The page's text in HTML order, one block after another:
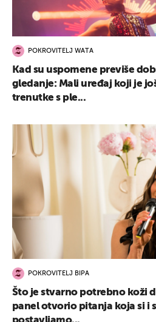
POKROVITELJ WATA
Kad su uspomene previše
gledanje: Mali uređaj koji je
trenutke s ple...
POKROVITELJ BIPA
Što je stvarno potrebno koži
panel otvorio pitanja koja si i